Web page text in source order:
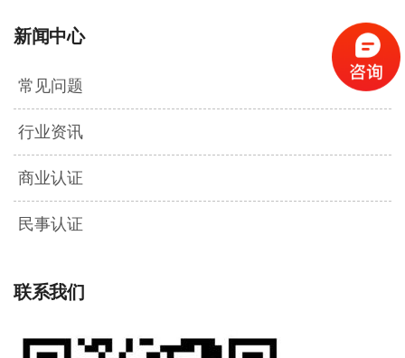
新闻中心
常见问题
行业资讯
商业认证
民事认证
联系我们